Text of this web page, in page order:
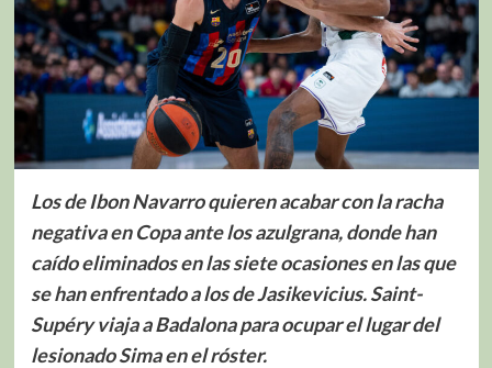
Los de Ibon Navarro quieren acabar con la racha
negativa en Copa ante los azulgrana, donde han
caído eliminados en las siete ocasiones en las que
se han enfrentado a los de Jasikevicius. Saint-
Supéry viaja a Badalona para ocupar el lugar del
lesionado Sima en el róster.